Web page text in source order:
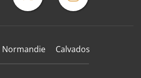
Normandie Calvados